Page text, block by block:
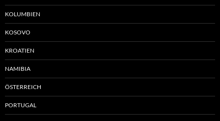
KOLUMBIEN
KOSOVO
KROATIEN
NAMIBIA
ÖSTERREICH
PORTUGAL